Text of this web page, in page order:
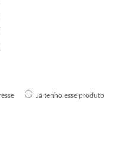
Já tenho esse produto